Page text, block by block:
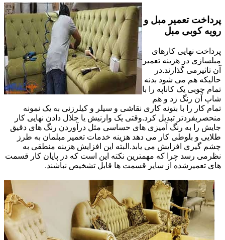
پرداخت تعمیر مبل و
رویه کوبی مبل
پرداخت نهایی کارهای
مبلسازی در هزینه تعمیر
آن تاثیرمی گذارند.در
حالیکه هم می شود بدنه
تمام چوبی یک کاناپه را با
شاپ آن رنگ زد و هم
تمام کار را با بتونه کاری نقاشی و سیلر و کیلرزنی به یک نمونه
منحصربفردتر تبدیل کرد.وقتی یک وارنیش یا جلال دادن نهایی کار
جایش را به رنگ آمیزی های حساسی مثل درآوردن رنگ های دقیق
طلایی و بلوطی کار می دهد هزینه خدمات تعمیر مبلمان به طرز
چشم گیری افزایش می یابد.البته این افزایش هزینه منطقی به
نظرمی رسد چرا که مهمترین نکته این است که در پایان کار قسمت
های تعمیرشده از سایر قسمت ها قابل تشخیص نباشند.